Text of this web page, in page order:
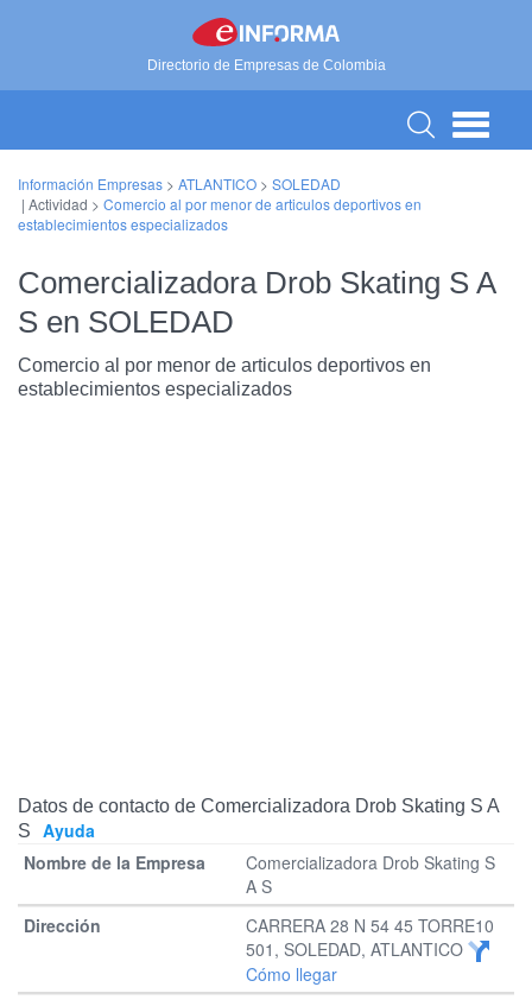
Directorio de Empresas de Colombia
Información Empresas > ATLANTICO > SOLEDAD
| Actividad > Comercio al por menor de articulos deportivos en
establecimientos especializados
Comercializadora Drob Skating S A
S en SOLEDAD
Comercio al por menor de articulos deportivos en
establecimientos especializados
Datos de contacto de Comercializadora Drob Skating S A
S
Ayuda
Comercializadora Drob Skating S
A S
CARRERA 28 N 54 45 TORRE10
501, SOLEDAD, ATLANTICO
Cómo llegar